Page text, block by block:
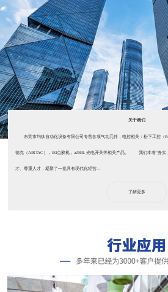
关于我们
东莞市均钛自动化设备有限公司专营各项气动元件，电控相关：松下工控（
德克（AIRTAC），IEI点胶机，aZBIL 光电开关等相关产品。 我们本着“务实
才、尊重人才，凝聚了一批具有现代化经营...
了解更多